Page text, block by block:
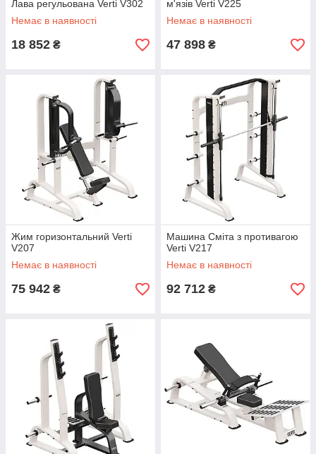
Лава регульована Verti V302
Немає в наявності
18 852 ₴
м'язів Verti V225
Немає в наявності
47 898 ₴
Жим горизонтальний Verti
V207
Немає в наявності
75 942 ₴
Машина Сміта з противагою
Verti V217
Немає в наявності
92 712 ₴